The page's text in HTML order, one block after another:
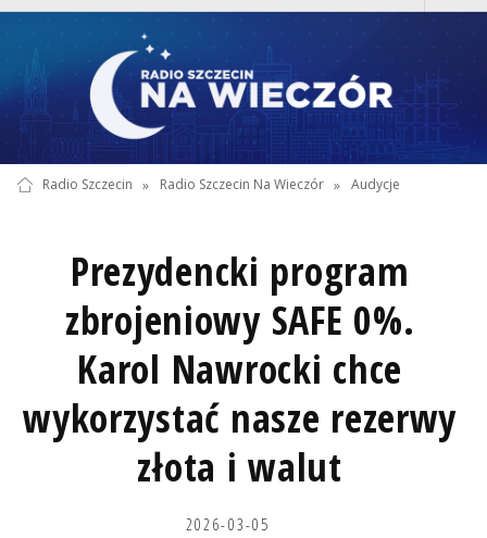
Radio Szczecin » Radio Szczecin Na Wieczór » Audycje
Prezydencki program
zbrojeniowy SAFE 0%.
Karol Nawrocki chce
wykorzystać nasze rezerwy
złota i walut
2026-03-05